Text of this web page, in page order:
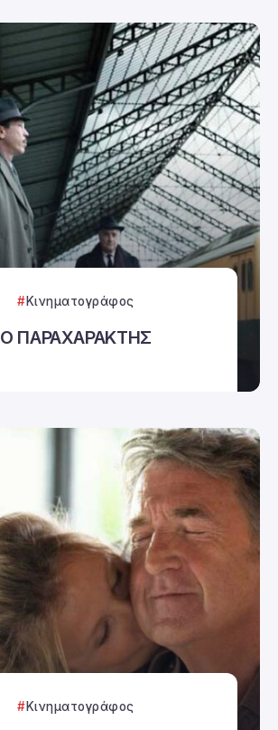
Κινηματογράφος
Ο ΠΑΡΑΧΑΡΑΚΤΗΣ
Κινηματογράφος